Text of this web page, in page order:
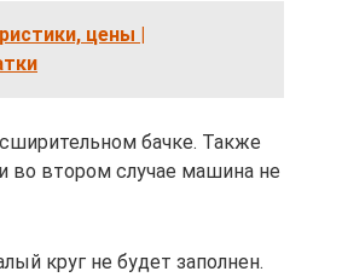
цены |
бачке. Также
во втором случае машина не
круг не будет заполнен.